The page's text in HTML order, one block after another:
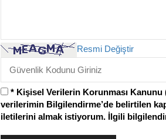
Resmi Değiştir
* Kişisel Verilerin Korunması
verilerimin Bilgilendirme’de belirtilen
iletilerini almak istiyorum. İlgili